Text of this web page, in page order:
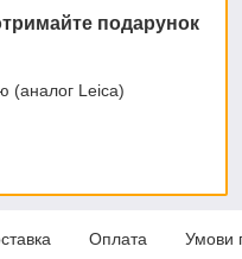
подарунок
(аналог Leica)
Оплата Умови